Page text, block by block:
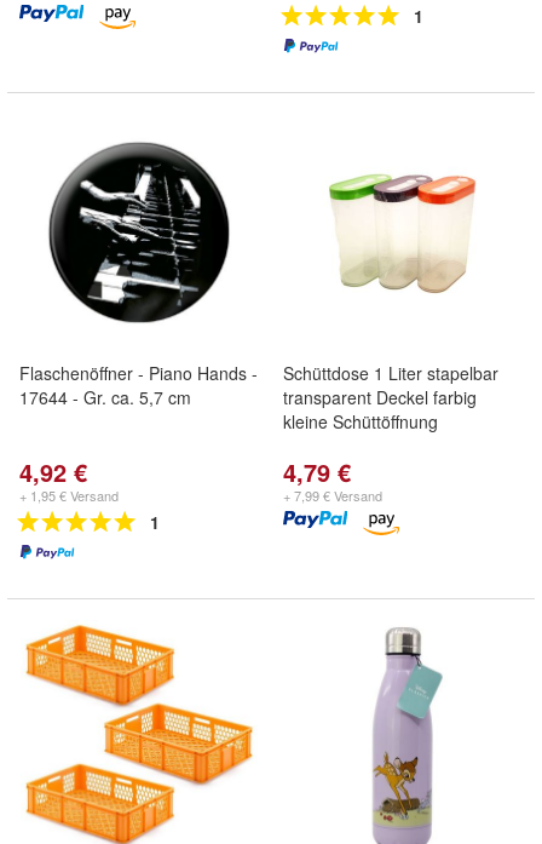
1
Flaschenöffner - Piano Hands -
17644 - Gr. ca. 5,7 cm
4,92 €
+ 1,95 € Versand
1
Schüttdose 1 Liter stapelbar
transparent Deckel farbig
kleine Schüttöffnung
4,79 €
+ 7,99 € Versand